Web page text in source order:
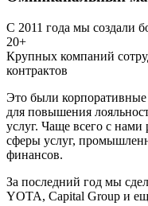
С 2011 года мы создали
20+
Крупных компаний
контрактов
Это были
для повышения
услуг. Чаще всего с
сферы услуг,
финансов.
За последний год мы
YOTA, Capital Group и